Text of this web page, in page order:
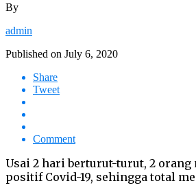
By
admin
Published on July 6, 2020
Share
Tweet
Comment
Usai 2 hari berturut-turut, 2
positif Covid-19, sehingga total